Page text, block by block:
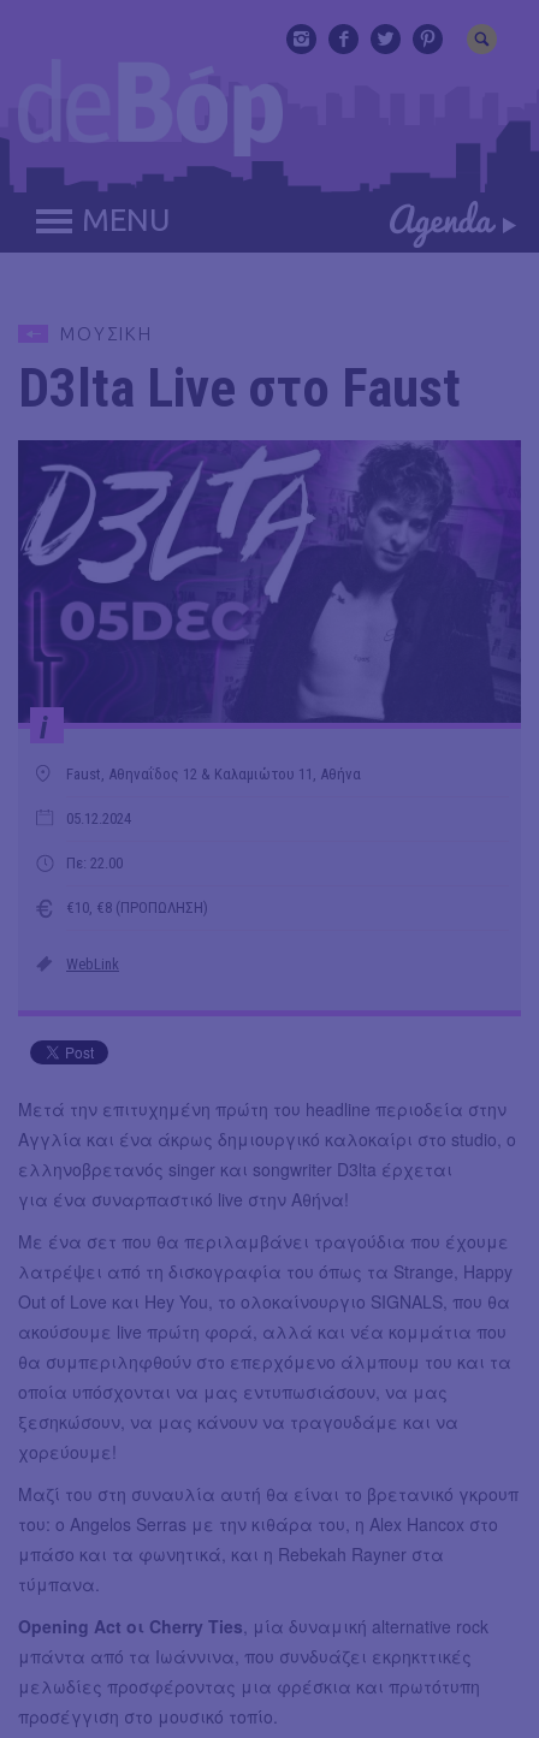
MENU
ΜΟΥΣΙΚΗ
D3lta Live στο Faust
i
Faust, Αθηναΐδος 12 & Καλαμιώτου 11, Αθήνα
05.12.2024
Πε: 22.00
€10, €8 (ΠΡΟΠΩΛΗΣΗ)
WebLink
Μετά την επιτυχημένη πρώτη του headline περιοδεία στην
Αγγλία και ένα άκρως δημιουργικό καλοκαίρι στο studio, o
ελληνοβρετανός singer και songwriter D3lta έρχεται
για ένα συναρπαστικό live στην Αθήνα!
Με ένα σετ που θα περιλαμβάνει τραγούδια που έχουμε
λατρέψει από τη δισκογραφία του όπως τα Strange, Happy
Out of Love και Hey You, το ολοκαίνουργιο SIGNALS, που θα
ακούσουμε live πρώτη φορά, αλλά και νέα κομμάτια που
θα συμπεριληφθούν στο επερχόμενο άλμπουμ του και τα
οποία υπόσχονται να μας εντυπωσιάσουν, να μας
ξεσηκώσουν, να μας κάνουν να τραγουδάμε και να
χορεύουμε!
Μαζί του στη συναυλία αυτή θα είναι το βρετανικό γκρουπ
του: ο Angelos Serras με την κιθάρα του, η Alex Hancox στο
μπάσο και τα φωνητικά, και η Rebekah Rayner στα
τύμπανα.
Opening Act οι Cherry Ties, μία δυναμική alternative rock
μπάντα από τα Ιωάννινα, που συνδυάζει εκρηκττικές
μελωδίες προσφέροντας μια φρέσκια και πρωτότυπη
προσέγγιση στο μουσικό τοπίο.